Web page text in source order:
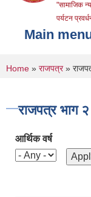
"सामाजिक
पर्यटन
Main
You are
Home » राजपत्र»
राजपत्र भाग २
आर्थिक वर्ष